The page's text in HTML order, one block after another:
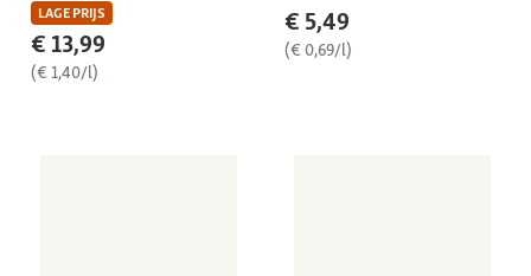
LAGE PRIJS
€ 13,99
(€ 1,40/l)
€ 5,49
(€ 0,69/l)